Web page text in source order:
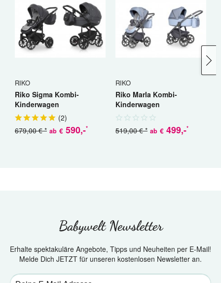
RIKO
Riko Sigma Kombi-
Kinderwagen
(2)
ab € 590,-*
679,00 € *
RIKO
Riko Marla Kombi-
Kinderwagen
ab € 499,-*
519,00 € *
Babywelt Newsletter
Erhalte spektakuläre Angebote, Tipps und Neuheiten per E-Mail!
Melde Dich JETZT für unseren kostenlosen Newsletter an.